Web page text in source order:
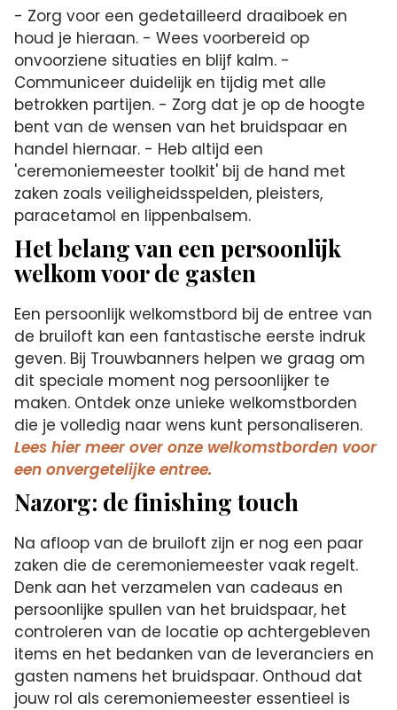
- Zorg voor een gedetailleerd draaiboek en
houd je hieraan. - Wees voorbereid op
onvoorziene situaties en blijf kalm. -
Communiceer duidelijk en tijdig met alle
betrokken partijen. - Zorg dat je op de hoogte
bent van de wensen van het bruidspaar en
handel hiernaar. - Heb altijd een
'ceremoniemeester toolkit' bij de hand met
zaken zoals veiligheidsspelden, pleisters,
paracetamol en lippenbalsem.
Het belang van een persoonlijk
welkom voor de gasten
Een persoonlijk welkomstbord bij de entree van
de bruiloft kan een fantastische eerste indruk
geven. Bij Trouwbanners helpen we graag om
dit speciale moment nog persoonlijker te
maken. Ontdek onze unieke welkomstborden
die je volledig naar wens kunt personaliseren.
Lees hier meer over onze welkomstborden voor
een onvergetelijke entree.
Nazorg: de finishing touch
Na afloop van de bruiloft zijn er nog een paar
zaken die de ceremoniemeester vaak regelt.
Denk aan het verzamelen van cadeaus en
persoonlijke spullen van het bruidspaar, het
controleren van de locatie op achtergebleven
items en het bedanken van de leveranciers en
gasten namens het bruidspaar. Onthoud dat
jouw rol als ceremoniemeester essentieel is